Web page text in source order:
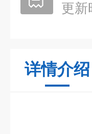
更新
详情介绍